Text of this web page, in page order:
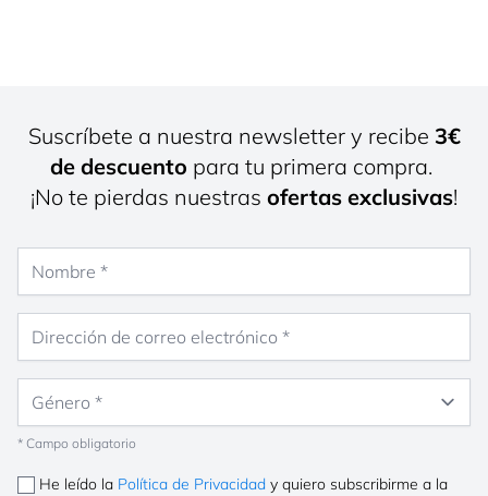
Suscríbete a nuestra newsletter y recibe 3€
de descuento para tu primera compra.
¡No te pierdas nuestras ofertas exclusivas!
* Campo obligatorio
He leído la Política de Privacidad y quiero subscribirme a la